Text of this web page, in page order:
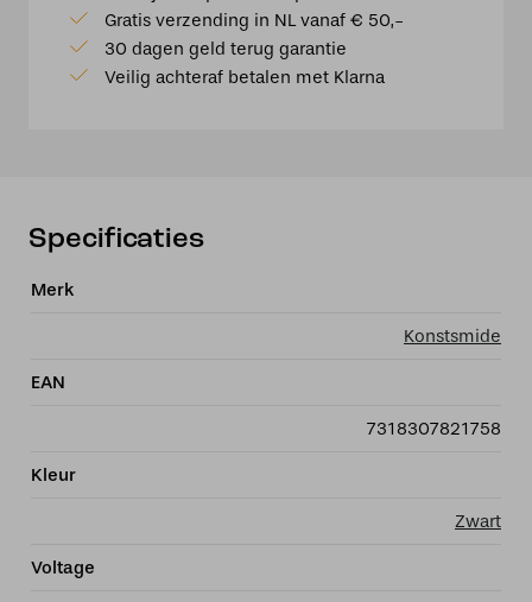
USB
oplaadbare
top
17x25cm
button,
5-
Gratis verzending in NL vanaf € 50,-
30 dagen geld terug garantie
Veilig achteraf betalen met Klarna
Specificaties
Merk
Konstsmide
EAN
7318307821758
Kleur
Zwart
Voltage